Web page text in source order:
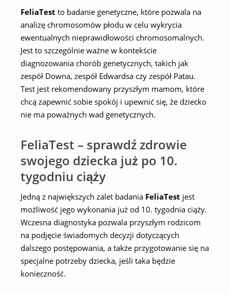
FeliaTest to badanie genetyczne, które pozwala na
analizę chromosomów płodu w celu wykrycia
ewentualnych nieprawidłowości chromosomalnych.
Jest to szczególnie ważne w kontekście
diagnozowania chorób genetycznych, takich jak
zespół Downa, zespół Edwardsa czy zespół Patau.
Test jest rekomendowany przyszłym mamom, które
chcą zapewnić sobie spokój i upewnić się, że dziecko
nie ma poważnych wad genetycznych.
FeliaTest – sprawdź zdrowie
swojego dziecka już po 10.
tygodniu ciąży
Jedną z największych zalet badania FeliaTest jest
możliwość jego wykonania już od 10. tygodnia ciąży.
Wczesna diagnostyka pozwala przyszłym rodzicom
na podjęcie świadomych decyzji dotyczących
dalszego postępowania, a także przygotowanie się na
specjalne potrzeby dziecka, jeśli taka będzie
konieczność.